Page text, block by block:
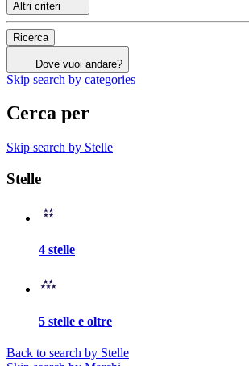
Altri criteri
Ricerca
Dove vuoi andare?
Skip search by categories
Cerca per
Skip search by Stelle
Stelle
4 stelle
5 stelle e oltre
Back to search by Stelle